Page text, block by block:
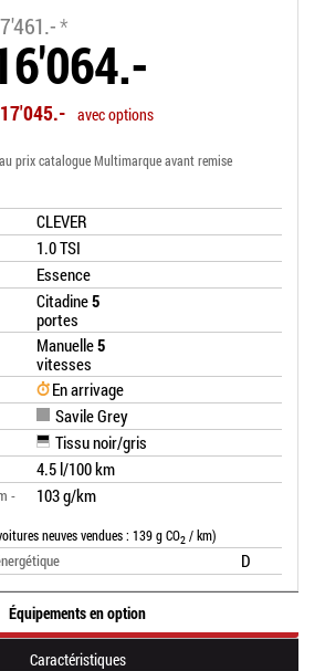
Équipements en option
Caractéristiques
*
17'045.- avec options
prix catalogue Multimarque avant remise
CLEVER
1.0 TSI
Essence
Citadine5
portes
Manuelle5
vitesses
En arrivage
Savile Grey
Tissu noir/gris
4.5 l/100 km
-
103 g/km
neuves vendues : 139 g CO2 / km)
D